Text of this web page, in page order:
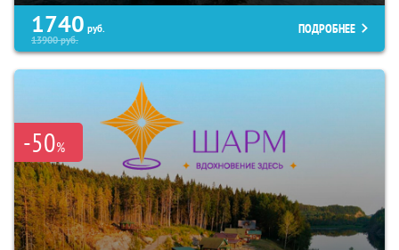
1740 руб.
13900руб.
ПОДРОБНЕЕ
-50%